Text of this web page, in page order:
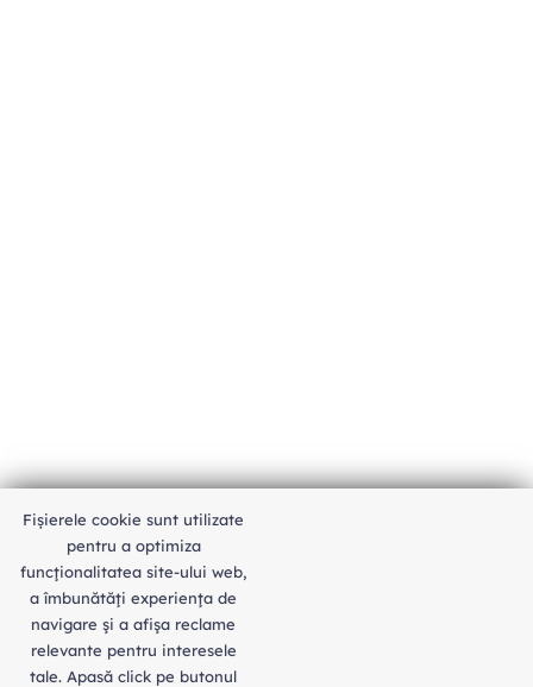
An unexpected error has occurred
Fișierele cookie sunt utilizate
pentru a optimiza
funcţionalitatea site-ului web,
a îmbunătăţi experienţa de
navigare şi a afişa reclame
relevante pentru interesele
tale. Apasă click pe butonul